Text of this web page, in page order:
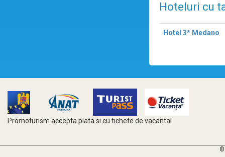
Hoteluri cu
Hotel 3* Medano
Promoturism accepta plata si cu tichete de vacanta!
©